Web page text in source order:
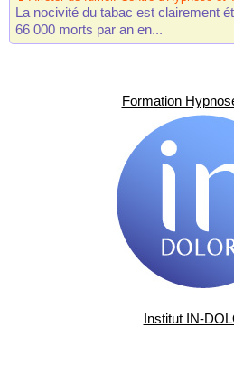
La nocivité du tabac est clairement
66 000 morts par an en...
Formation
Institut IN-